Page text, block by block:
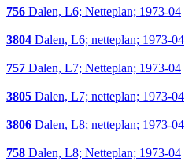
756 Dalen, L6; Netteplan; 1973-04
3804 Dalen, L6; netteplan; 1973-04
757 Dalen, L7; Netteplan; 1973-04
3805 Dalen, L7; netteplan; 1973-04
3806 Dalen, L8; netteplan; 1973-04
758 Dalen, L8; Netteplan; 1973-04